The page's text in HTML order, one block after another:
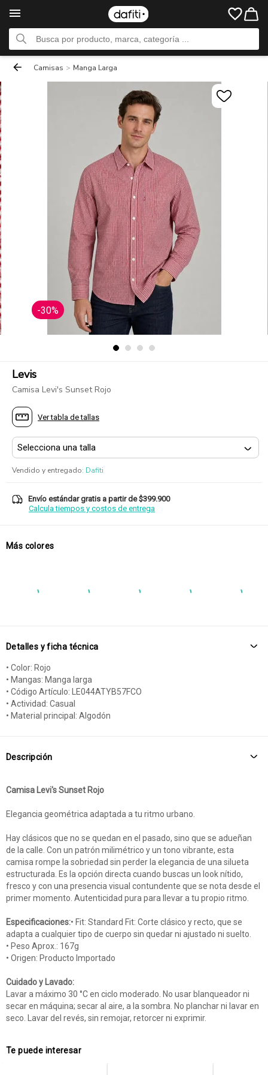
Camisas > Manga Larga
-30%
Levis
Camisa Levi's Sunset Rojo
Ver tabla de tallas
Vendido y entregado: Dafiti
Envío estándar gratis a partir de $399.900
Calcula tiempos y costos de entrega
Más colores
Detalles y ficha técnica
• Color: Rojo
• Mangas: Manga larga
• Código Artículo: LE044ATYB57FCO
• Actividad: Casual
• Material principal: Algodón
Descripción
Camisa Levi's Sunset Rojo
Elegancia geométrica adaptada a tu ritmo urbano.
Hay clásicos que no se quedan en el pasado, sino que se adueñan
de la calle. Con un patrón milimétrico y un tono vibrante, esta
camisa rompe la sobriedad sin perder la elegancia de una silueta
estructurada. Es la opción directa cuando buscas un look nítido,
fresco y con una presencia visual contundente que se nota desde el
primer momento. Autenticidad pura para llevar a tu propio ritmo.
Especificaciones:• Fit: Standard Fit: Corte clásico y recto, que se
adapta a cualquier tipo de cuerpo sin quedar ni ajustado ni suelto.
• Peso Aprox.: 167g
• Origen: Producto Importado
Cuidado y Lavado:
Lavar a máximo 30 °C en ciclo moderado. No usar blanqueador ni
secar en máquina; secar al aire, a la sombra. No planchar ni lavar en
seco. Lavar del revés, sin remojar, retorcer ni exprimir.
Te puede interesar